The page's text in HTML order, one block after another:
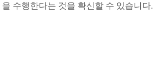
을 수행한다는 것을 확신할 수 있습니다.